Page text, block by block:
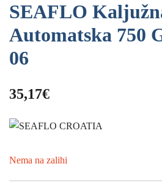
SEAFLO
Automatska 750
06
35,17€
Nema na zalihi